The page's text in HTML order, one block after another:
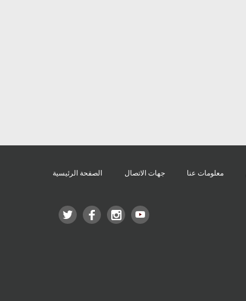
معلومات عنا جهات الاتصال الصفحة الرئيسية